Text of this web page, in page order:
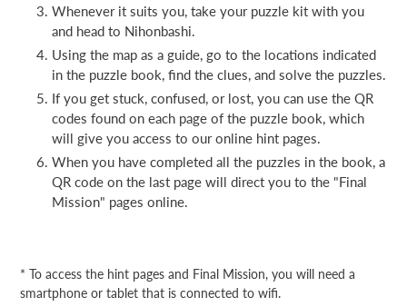
Whenever it suits you, take your puzzle kit with you
and head to Nihonbashi.
Using the map as a guide, go to the locations indicated
in the puzzle book, find the clues, and solve the puzzles.
If you get stuck, confused, or lost, you can use the QR
codes found on each page of the puzzle book, which
will give you access to our online hint pages.
When you have completed all the puzzles in the book, a
QR code on the last page will direct you to the "Final
Mission" pages online.
* To access the hint pages and Final Mission, you will need a
smartphone or tablet that is connected to wifi.